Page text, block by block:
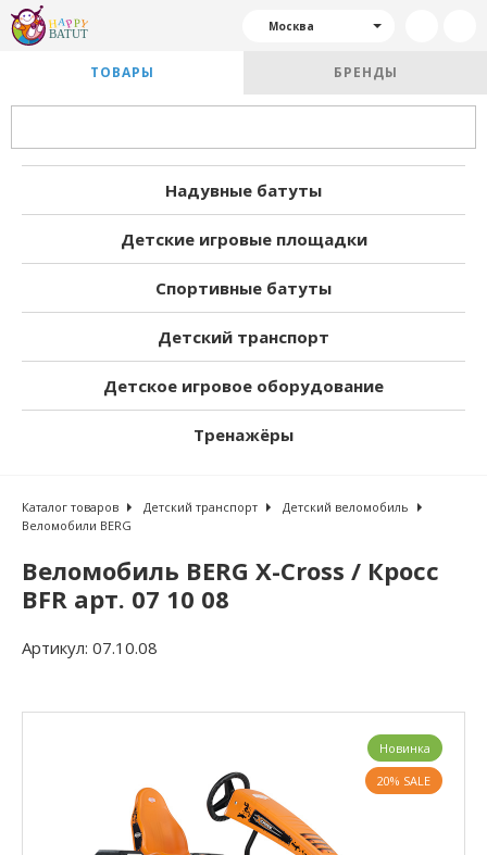
Москва
ТОВАРЫ БРЕНДЫ
Надувные батуты
Детские игровые площадки
Спортивные батуты
Детский транспорт
Детское игровое оборудование
Тренажёры
Каталог товаров Детский транспорт
Детский веломобиль
Веломобили BERG
Веломобиль BERG X-Cross / Кросс
BFR арт. 07 10 08
Артикул: 07.10.08
Новинка
20% SALE